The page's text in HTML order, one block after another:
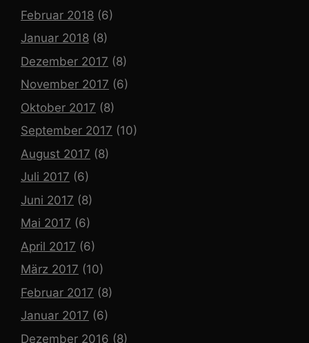
Februar 2018 (6)
Januar 2018 (8)
Dezember 2017 (8)
November 2017 (6)
Oktober 2017 (8)
September 2017 (10)
August 2017 (8)
Juli 2017 (6)
Juni 2017 (8)
Mai 2017 (6)
April 2017 (6)
März 2017 (10)
Februar 2017 (8)
Januar 2017 (6)
Dezember 2016 (8)